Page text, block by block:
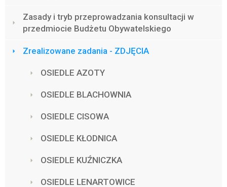
Zasady i tryb przeprowadzania konsultacji w
przedmiocie Budżetu Obywatelskiego
Zrealizowane zadania - ZDJĘCIA
OSIEDLE AZOTY
OSIEDLE BLACHOWNIA
OSIEDLE CISOWA
OSIEDLE KŁODNICA
OSIEDLE KUŹNICZKA
OSIEDLE LENARTOWICE